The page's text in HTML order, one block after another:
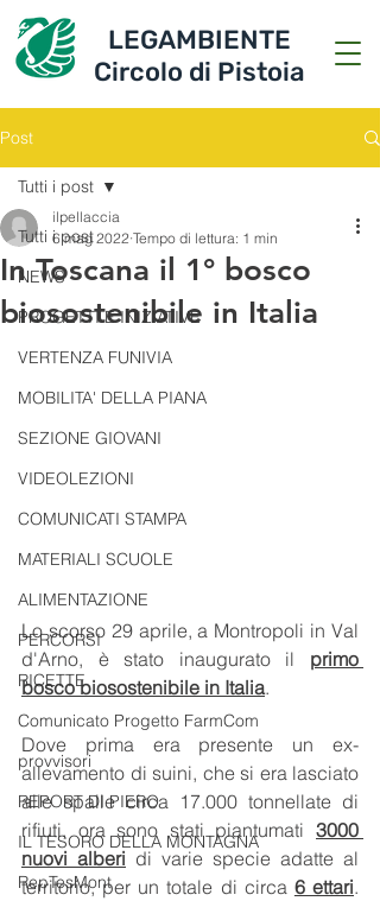
LEGAMBIENTE
Circolo di Pistoia
Post
Tutti i post
NEWS
PROGETTI E INIZIATIVE
VERTENZA FUNIVIA
MOBILITA' DELLA PIANA
SEZIONE GIOVANI
VIDEOLEZIONI
COMUNICATI STAMPA
MATERIALI SCUOLE
ALIMENTAZIONE
PERCORSI
RICETTE
Comunicato Progetto FarmCom
provvisori
REPORT DI PIERO
IL TESORO DELLA MONTAGNA
RepTesMont
Tutti i post
In Toscana il 1° bosco
biosostenibile in Italia
ilpellaccia
6 mag 2022 Tempo di lettura: 1 min
Lo scorso 29 aprile, a Montropoli in Val
d'Arno, è stato inaugurato il primo
bosco biosostenibile in Italia.
Dove prima era presente un ex-
allevamento di suini, che si era lasciato
alle spalle circa 17.000 tonnellate di
rifiuti, ora sono stati piantumati 3000
nuovi alberi di varie specie adatte al
territorio, per un totale di circa 6 ettari.